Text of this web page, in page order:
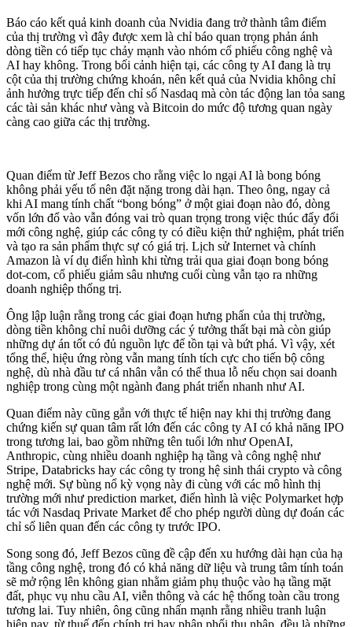
Báo cáo kết quả kinh doanh của Nvidia đang trở thành tâm điểm
của thị trường vì đây được xem là chỉ báo quan trọng phản ánh
dòng tiền có tiếp tục chảy mạnh vào nhóm cổ phiếu công nghệ và
AI hay không. Trong bối cảnh hiện tại, các công ty AI đang là trụ
cột của thị trường chứng khoán, nên kết quả của Nvidia không chỉ
ảnh hưởng trực tiếp đến chỉ số Nasdaq mà còn tác động lan tỏa sang
các tài sản khác như vàng và Bitcoin do mức độ tương quan ngày
càng cao giữa các thị trường.
Quan điểm từ Jeff Bezos cho rằng việc lo ngại AI là bong bóng
không phải yếu tố nên đặt nặng trong dài hạn. Theo ông, ngay cả
khi AI mang tính chất “bong bóng” ở một giai đoạn nào đó, dòng
vốn lớn đổ vào vẫn đóng vai trò quan trọng trong việc thúc đẩy đổi
mới công nghệ, giúp các công ty có điều kiện thử nghiệm, phát triển
và tạo ra sản phẩm thực sự có giá trị. Lịch sử Internet và chính
Amazon là ví dụ điển hình khi từng trải qua giai đoạn bong bóng
dot-com, cổ phiếu giảm sâu nhưng cuối cùng vẫn tạo ra những
doanh nghiệp thống trị.
Ông lập luận rằng trong các giai đoạn hưng phấn của thị trường,
dòng tiền không chỉ nuôi dưỡng các ý tưởng thất bại mà còn giúp
những dự án tốt có đủ nguồn lực để tồn tại và bứt phá. Vì vậy, xét
tổng thể, hiệu ứng ròng vẫn mang tính tích cực cho tiến bộ công
nghệ, dù nhà đầu tư cá nhân vẫn có thể thua lỗ nếu chọn sai doanh
nghiệp trong cùng một ngành đang phát triển nhanh như AI.
Quan điểm này cũng gắn với thực tế hiện nay khi thị trường đang
chứng kiến sự quan tâm rất lớn đến các công ty AI có khả năng IPO
trong tương lai, bao gồm những tên tuổi lớn như OpenAI,
Anthropic, cùng nhiều doanh nghiệp hạ tầng và công nghệ như
Stripe, Databricks hay các công ty trong hệ sinh thái crypto và công
nghệ mới. Sự bùng nổ kỳ vọng này đi cùng với các mô hình thị
trường mới như prediction market, điển hình là việc Polymarket hợp
tác với Nasdaq Private Market để cho phép người dùng dự đoán các
chỉ số liên quan đến các công ty trước IPO.
Song song đó, Jeff Bezos cũng đề cập đến xu hướng dài hạn của hạ
tầng công nghệ, trong đó có khả năng dữ liệu và trung tâm tính toán
sẽ mở rộng lên không gian nhằm giảm phụ thuộc vào hạ tầng mặt
đất, phục vụ nhu cầu AI, viễn thông và các hệ thống toàn cầu trong
tương lai. Tuy nhiên, ông cũng nhấn mạnh rằng nhiều tranh luận
hiện nay, từ thuế đến chính trị hay phân phối thu nhập, đều là những